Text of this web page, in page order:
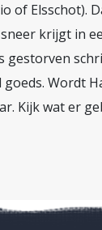
of Elsschot).
krijgt in
gestorven
Wordt
Kijk wat er